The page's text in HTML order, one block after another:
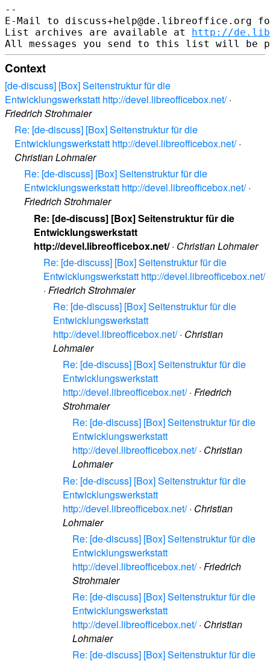
--
E-Mail to discuss+help@de.libreoffice.org
List archives are available at http://
Context
[de-discuss] [Box] Seitenstruktur für die
Entwicklungswerkstatt http://devel.libreofficebox.net/·
Friedrich Strohmaier
Re: [de-discuss] [Box] Seitenstruktur für die
Entwicklungswerkstatt http://devel.libreofficebox.net/·
Christian Lohmaier
Re: [de-discuss] [Box] Seitenstruktur für die
Entwicklungswerkstatt http://devel.libreofficebox.net/·
Friedrich Strohmaier
Re: [de-discuss] [Box] Seitenstruktur für die
Entwicklungswerkstatt
http://devel.libreofficebox.net/· Christian Lohmaier
Re: [de-discuss] [Box] Seitenstruktur für die
Entwicklungswerkstatt http://devel.libreofficebox.net/
· Friedrich Strohmaier
Re: [de-discuss] [Box] Seitenstruktur für die
Entwicklungswerkstatt
http://devel.libreofficebox.net/· Christian
Lohmaier
Re: [de-discuss] [Box] Seitenstruktur für die
Entwicklungswerkstatt
http://devel.libreofficebox.net/· Friedrich
Strohmaier
Re: [de-discuss] [Box] Seitenstruktur für die
Entwicklungswerkstatt
http://devel.libreofficebox.net/· Christian
Lohmaier
Re: [de-discuss] [Box] Seitenstruktur für die
Entwicklungswerkstatt
http://devel.libreofficebox.net/· Christian
Lohmaier
Re: [de-discuss] [Box] Seitenstruktur für die
Entwicklungswerkstatt
http://devel.libreofficebox.net/· Friedrich
Strohmaier
Re: [de-discuss] [Box] Seitenstruktur für die
Entwicklungswerkstatt
http://devel.libreofficebox.net/· Christian
Lohmaier
Re: [de-discuss] [Box] Seitenstruktur für die